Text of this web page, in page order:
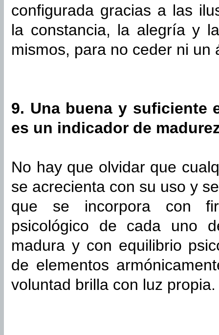
configurada gracias a las
la constancia, la alegría y
mismos, para no ceder ni un
9. Una buena y suficiente
es un indicador de
No hay que olvidar que
se acrecienta con su uso y
que se incorpora con
psicológico de cada uno
madura y con equilibrio
de elementos
voluntad brilla con luz propia.